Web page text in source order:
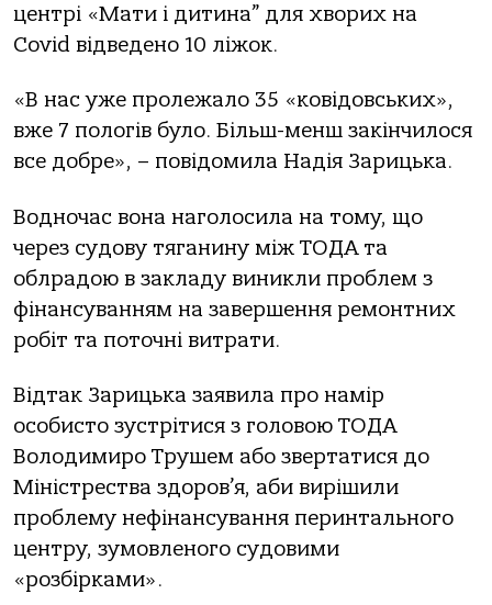
центрі «Мати і дитина” для хворих на
Covid відведено 10 ліжок.
«В нас уже пролежало 35 «ковідовських»,
вже 7 пологів було. Більш-менш закінчилося
все добре», – повідомила Надія Зарицька.
Водночас вона наголосила на тому, що
через судову тяганину між ТОДА та
облрадою в закладу виникли проблем з
фінансуванням на завершення ремонтних
робіт та поточні витрати.
Відтак Зарицька заявила про намір
особисто зустрітися з головою ТОДА
Володимиро Трушем або звертатися до
Міністрества здоров’я, аби вирішили
проблему нефінансування перинтального
центру, зумовленого судовими
«розбірками».